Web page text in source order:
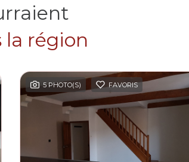
la région
5 PHOTO(S) FAVORIS